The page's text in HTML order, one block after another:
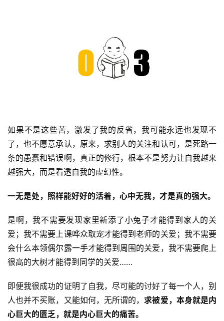
高
僧
访
谈
乐
菩
提
专
题
如果不是这些苦，激发了我的反省，我可能永远也发现不
了，也不愿意承认，原来，求别人的关注和认可，是死路一
条的愚蠢和错误啊，真正的修行，根本不是努力让自我越来
越强大，而是看透自我的虚幻性。
一无是处，照样能好好的活着，心中无我，才是真的强大。
是啊，我不需要发现家里新添了小兔子才能得到家人的关
爱；我不需要上课哗众取宠才能得到老师的关爱；我不需要
会什么本领偶尔露一手才能得到周围的关爱，我不需要爬上
很高的大树才能得到同学的关爱……
即便我很成功的证明了自我，尽可能的讨好了每一个人，别
人也并不买账，又能如何，无所谓的，求被爱，本身就是内
心巨大的匮乏，就是内心巨大的痛苦。